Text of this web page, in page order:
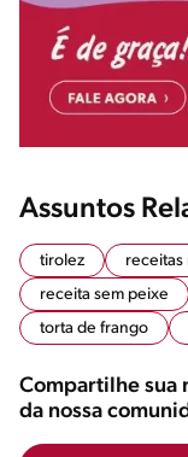
Assuntos
tirolez receitas
receita sem peixe
torta de frango
Compartilhe sua
da nossa